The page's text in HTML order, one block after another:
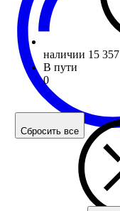
наличии 15 357
В пути
0
Сбросить все